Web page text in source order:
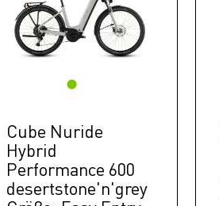
Cube Nuride
Hybrid
Performance 600
desertstone'n'grey